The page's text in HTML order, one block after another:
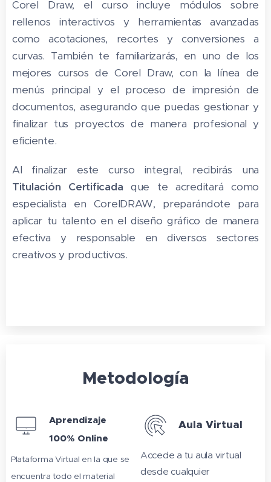
Corel Draw, el curso incluye módulos sobre
rellenos interactivos y herramientas avanzadas
como acotaciones, recortes y conversiones a
curvas. También te familiarizarás, en uno de los
mejores cursos de Corel Draw, con la línea de
menús principal y el proceso de impresión de
documentos, asegurando que puedas gestionar y
finalizar tus proyectos de manera profesional y
eficiente.
Al finalizar este curso integral, recibirás una
Titulación Certificada que te acreditará como
especialista en CorelDRAW, preparándote para
aplicar tu talento en el diseño gráfico de manera
efectiva y responsable en diversos sectores
creativos y productivos.
Metodología
Aprendizaje
100% Online
Plataforma Virtual en la que se
encuentra todo el material
Aula Virtual
Accede a tu aula virtual
desde cualquier